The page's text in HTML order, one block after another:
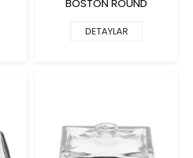
BOSTON ROUND
DETAYLAR